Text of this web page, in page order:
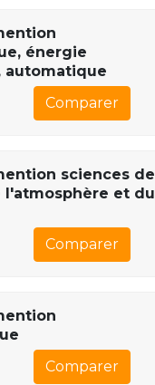
énergie
automatique
Comparer
sciences de
l'atmosphère et du
Comparer
Comparer